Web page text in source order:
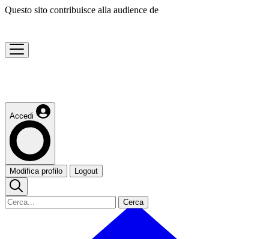
Questo sito contribuisce alla audience de
Accedi
Modifica profilo Logout
Cerca